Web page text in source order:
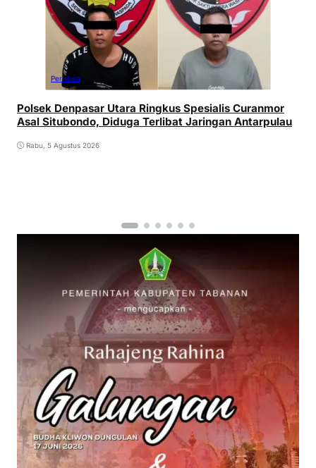
Peristiwa
Polsek Denpasar Utara Ringkus Spesialis Curanmor
Asal Situbondo, Diduga Terlibat Jaringan Antarpulau
Rabu, 5 Agustus 2026